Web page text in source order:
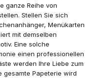
ganze Reihe von
Stellen Sie sich
Menükarten
mit demselben
Eine solche
einen professionellen
werden Ihre Liebe zum
gesamte Papeterie wird